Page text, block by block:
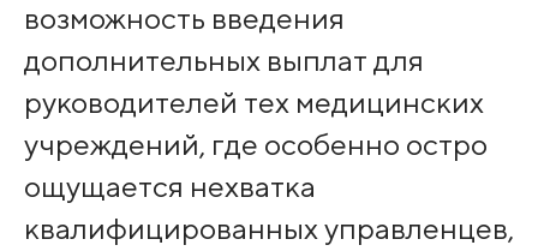
возможность введения
дополнительных выплат для
руководителей тех медицинских
учреждений, где особенно остро
ощущается нехватка
квалифицированных управленцев,